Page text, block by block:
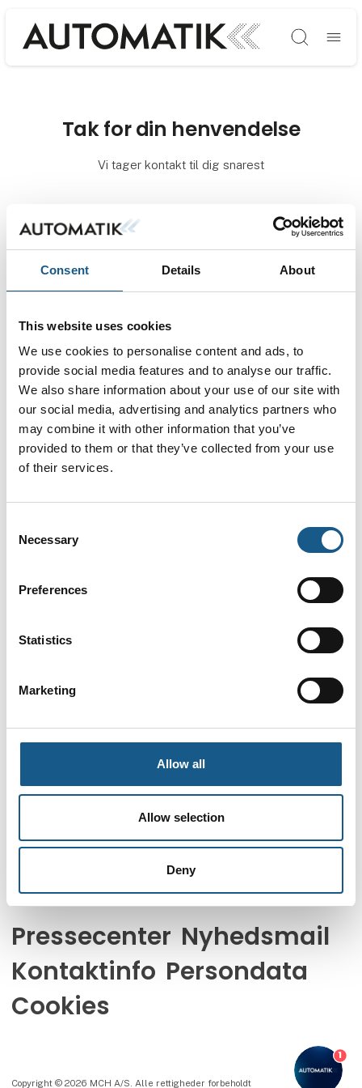
Consent Details About
This website uses cookies
We use cookies to personalise content and ads, to
provide social media features and to analyse our traffic.
We also share information about your use of our site with
our social media, advertising and analytics partners who
may combine it with other information that you’ve
provided to them or that they’ve collected from your use
of their services.
Selection
Necessary
Preferences
Statistics
Marketing
Allow all
Allow selection
Deny
Søg
Tak for din henvendelse
Vi tager kontakt til dig snarest
AUTOMATIK ➡ Messe & Vidensforum inden for automation, motion &
drives. Oplev tre dage med netværk, hands on-udforskning af
praksisnært konferenceprogram.
Ses vi 8.-10. september 2026?
FacebookLinkedInYouTube
Find os
Brøndby Stadion 10
Messen arrangeres af MCH A/S
Kontakt os
Tirsdag 8. september
kl. 08.30 - 16.00
Pressecenter Nyhedsmail
Kontaktinfo Persondata
Cookies
Copyright © 2026 MCH A/S. Alle rettigheder forbeholdt
1